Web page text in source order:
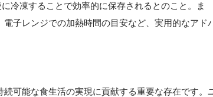
冷凍することで効率的に保存されるとのこと。ま
子レンジでの加熱時間の目安など、実用的なアド
可能な食生活の実現に貢献する重要な存在です。